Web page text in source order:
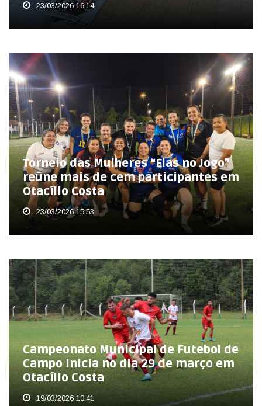
23/03/2026 16:14
Torneio das Mulheres “Elas no Jogo”
reúne mais de cem participantes em
Otacílio Costa
23/03/2026 15:53
Campeonato Municipal de Futebol de
Campo inicia no dia 29 de março em
Otacílio Costa
19/03/2026 10:41